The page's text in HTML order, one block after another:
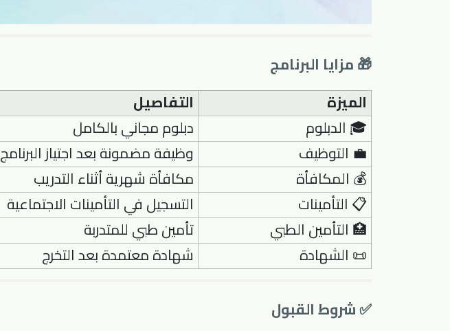
🎁 مزايا البرنامج
الميزة
التفاصيل
🎓 الدبلوم
دبلوم مجاني بالكامل
💼 التوظيف
وظيفة مضمونة بعد اجتياز البرنامج
💰 المكافأة
مكافأة شهرية أثناء التدريب
📋 التأمينات
التسجيل في التأمينات الاجتماعية
🏥 التأمين الطبي
تأمين طبي للمتدربة
📜 الشهادة
شهادة معتمدة بعد التخرج
✅ شروط القبول